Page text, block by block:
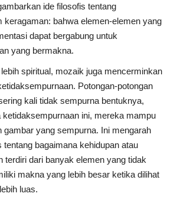
ide filosofis tentang
keragaman: bahwa elemen-elemen yang
dapat bergabung untuk
yang bermakna.
spiritual, mozaik juga mencerminkan
Potongan-potongan
kali tidak sempurna bentuknya,
ketidaksempurnaan ini, mereka mampu
gambar yang sempurna. Ini mengarah
tentang bagaimana kehidupan atau
terdiri dari banyak elemen yang tidak
makna yang lebih besar ketika dilihat
luas.